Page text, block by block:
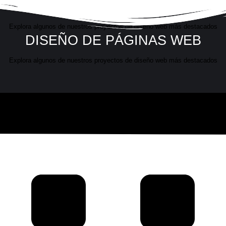
DISEÑO DE PÁGINAS WEB
Explora algunos de nuestros proyectos de diseño web más destacados
DISEÑO DE PÁGINAS WEB
Explora algunos de nuestros proyectos de diseño web más destacados